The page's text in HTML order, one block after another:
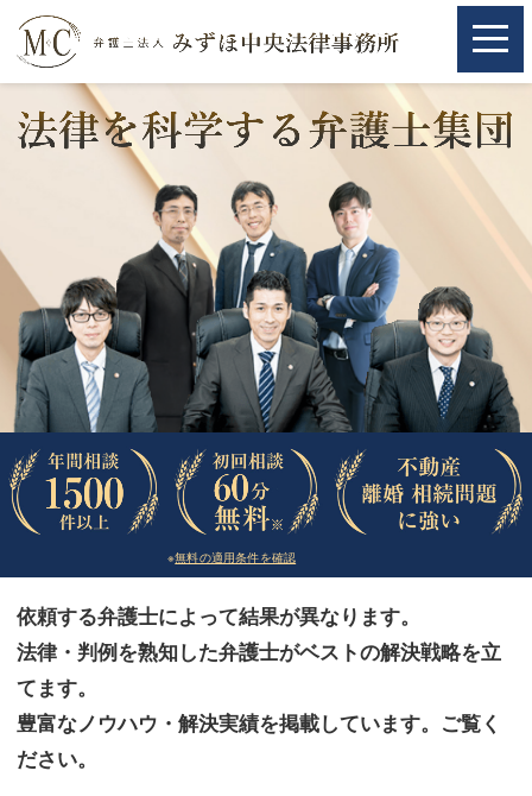
ホーム
相続・遺言
離婚（夫婦間トラブル）
企業法務
労働問題（解雇，残業等）
刑事弁護
交通事故
法律相談など（その他）
お客様へ
みずほ中央の特長・実質編
みずほ中央の特長・形式編
※無料の適用条件を確認
依頼する弁護士によって結果が異なります。
法律・判例を熟知した弁護士がベストの解決戦略を立
てます。
豊富なノウハウ・解決実績を掲載しています。ご覧く
ださい。
ホーム
相続・遺言
離婚（夫婦間トラブル）
企業法務
労働問題（解雇，残業等）
刑事弁護
交通事故
法律相談など（その他）
お客様へ
みずほ中央の特長・実質編
みずほ中央の特長・形式編